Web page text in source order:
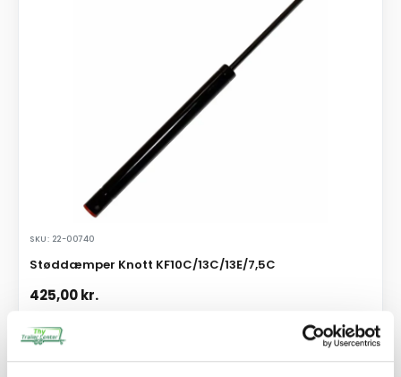
SKU: 22-00740
Støddæmper Knott KF10C/13C/13E/7,5C
425,00kr.
Afhentning og forsendelse